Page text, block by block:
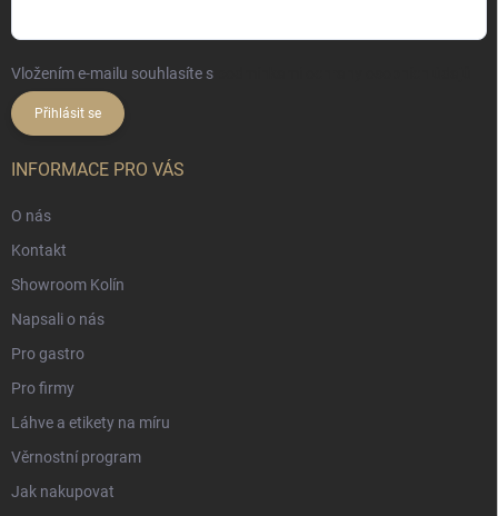
Vložením e-mailu souhlasíte s
Přihlásit se
INFORMACE PRO VÁS
O nás
Kontakt
Showroom Kolín
Napsali o nás
Pro gastro
Pro firmy
Láhve a etikety na míru
Věrnostní program
Jak nakupovat